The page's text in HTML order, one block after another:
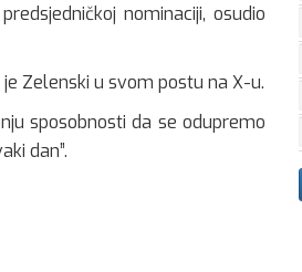
nominaciji, osudio
Zelenski u svom postu na X-u.
sposobnosti da se odupremo
dan”.